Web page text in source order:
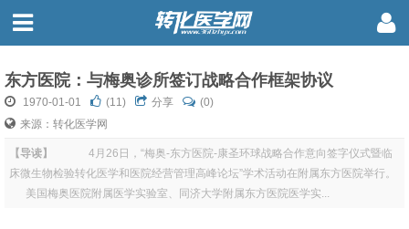
东方医院：与梅奥诊所签订战略合作框架协议
1970-01-01 (11) 分享
(0)
来源：转化医学网
【导读】
4月26日，“梅奥-东方医院-康圣环球战略合作意向签字仪式暨临
床微生物检验转化医学和医院经营管理高峰论坛”学术活动在附属东方医院举行。
美国梅奥医院附属医学实验室、同济大学附属东方医院医学实...